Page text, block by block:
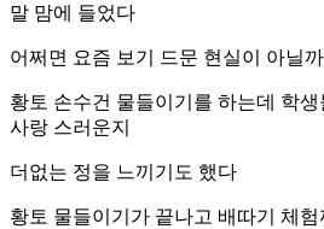
말 맘에 들었다
어쩌면 요즘 보기 드문 현실이 아닐
황토 손수건 물들이기를 하는데 학
사랑 스러운지
더없는 정을 느끼기도 했다
황토 물들이기가 끝나고 배따기 체